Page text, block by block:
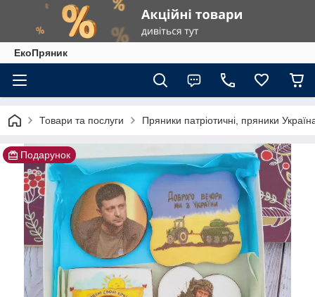
ЕкоПряник
Товари та послуги Пряники патріотичні, пряники
Подарунок